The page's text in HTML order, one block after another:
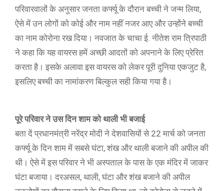
परिवारवालों के अनुसार जनता कर्फ्यू के दौरान बच्ची ने जन्म लिया,
ऐसे में उन लोगों को कोई और नाम नहीं नजर आए और उन्होंने बच्ची
का नाम कोरोना रख दिया। नवजात के चाचा ई. नीतेश राम त्रिपाठी
ने कहा कि यह वायरस हमें अच्छी आदतों को अपनाने के लिए प्रेरित
करता है। इसके अलावा इस वायरस को लेकर पूरी दुनिया एकजुट है,
इसलिए बच्ची का नामांकरण बिल्कुल सही किया गया है।
पूरे परिवार ने उस दिन शाम को थाली भी बजाई
बता दें प्रधानमंत्री नरेंद्र मोदी ने देशवासियों से 22 मार्च को जनता
कर्फ्यू के दिन शाम में सबसे घंटा, शंख और थाली बजाने की अपील की
थी। ऐसे में इस परिवार ने भी अस्पताल के पास के एक मंदिर में जाकर
घंटा बजाया। दरअसल, थाली, घंटा और शंख बजाने की अपील